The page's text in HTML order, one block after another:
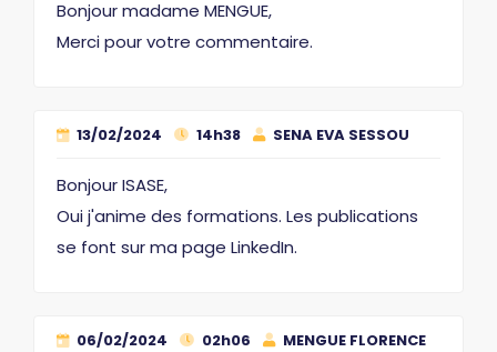
Bonjour madame MENGUE,
Merci pour votre commentaire.
13/02/2024 14h38 SENA EVA SESSOU
Bonjour ISASE,
Oui j'anime des formations. Les publications
se font sur ma page LinkedIn.
06/02/2024 02h06
MENGUE FLORENCE